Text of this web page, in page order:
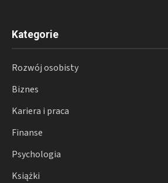
Kategorie
Rozwój osobisty
Biznes
Kariera i praca
Finanse
Psychologia
Książki